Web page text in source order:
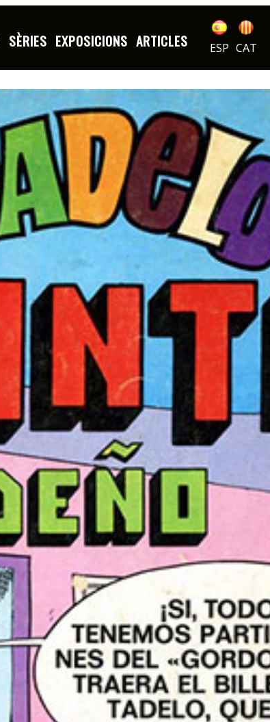
SÈRIES EXPOSICIONS ARTICLES ESP CAT
DIBUIXOS